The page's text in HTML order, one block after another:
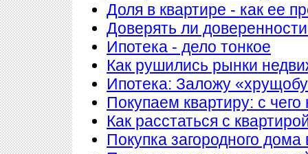
Доля в квартире - как ее
Доверять ли
Ипотека - дело тонкое
Как рушились рынки
Ипотека: Заложу
Покупаем квартиру: с чего
Как расстаться с
Покупка загородного дома